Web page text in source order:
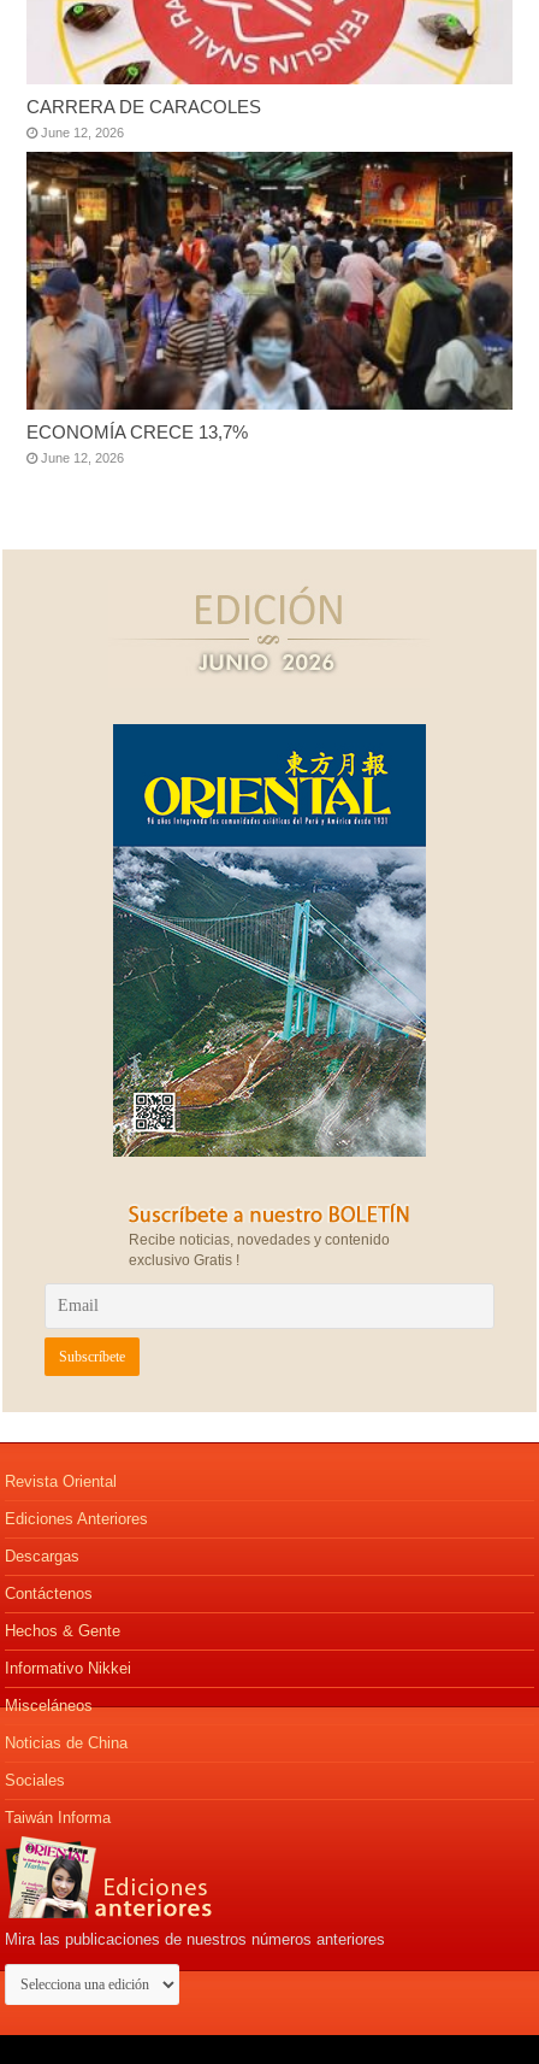
CARRERA DE CARACOLES
June 12, 2026
ECONOMÍA CRECE 13,7%
June 12, 2026
Recibe noticias, novedades y contenido
exclusivo Gratis !
Revista Oriental
Ediciones Anteriores
Descargas
Contáctenos
Hechos & Gente
Informativo Nikkei
Misceláneos
Noticias de China
Sociales
Taiwán Informa
Mira las publicaciones de nuestros números anteriores